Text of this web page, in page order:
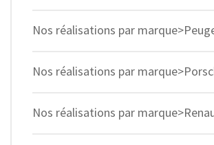
Nos réalisations par
Nos réalisations par
Nos réalisations par